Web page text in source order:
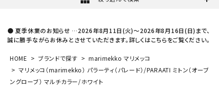
● 夏季休業のお知らせ …2026年8月11日(火)～2026年8月16日(日)まで、
誠に勝手ながらお休みとさせていただきます。詳しくはこちらをご覧ください。
HOME ブランドで探す
marimekko マリメッコ
マリメッコ（marimekko） パラーティ（パレード）/PARAATI ミトン（オーブ
ングローブ） マルチカラー/ホワイト